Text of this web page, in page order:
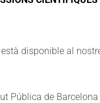
disponible al
Pública de Barcelona